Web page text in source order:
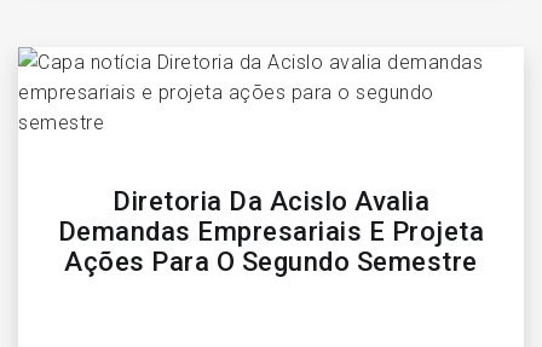
Diretoria Da Acislo Avalia
Demandas Empresariais E Projeta
Ações Para O Segundo Semestre